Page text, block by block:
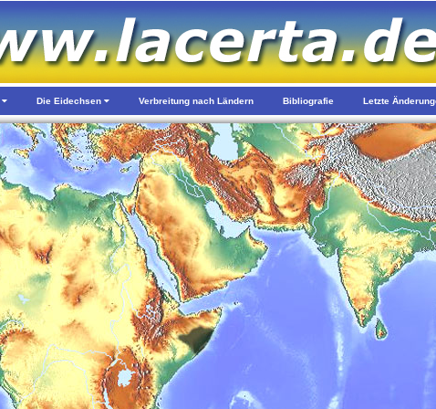
Die Eidechsen Verbreitung nach Ländern Bibliografie Letzte